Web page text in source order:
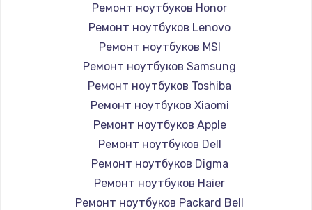
Ремонт ноутбуков Honor
Ремонт ноутбуков Lenovo
Ремонт ноутбуков MSI
Ремонт ноутбуков Samsung
Ремонт ноутбуков Toshiba
Ремонт ноутбуков Xiaomi
Ремонт ноутбуков Apple
Ремонт ноутбуков Dell
Ремонт ноутбуков Digma
Ремонт ноутбуков Haier
Ремонт ноутбуков Packard Bell